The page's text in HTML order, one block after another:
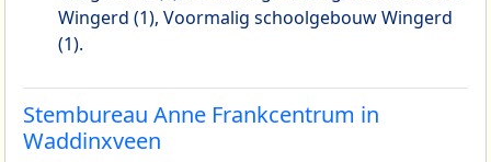
Wingerd (1), Voormalig schoolgebouw Wingerd
(1).
Stembureau Anne Frankcentrum in
Waddinxveen